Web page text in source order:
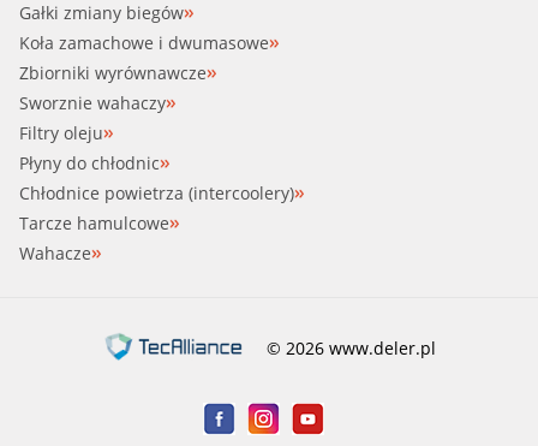
Gałki zmiany biegów
Koła zamachowe i dwumasowe
Zbiorniki wyrównawcze
Sworznie wahaczy
Filtry oleju
Płyny do chłodnic
Chłodnice powietrza (intercoolery)
Tarcze hamulcowe
Wahacze
© 2026 www.deler.pl